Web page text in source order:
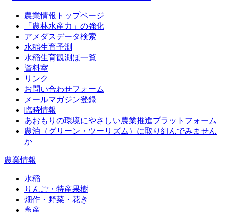
農業情報トップページ
「農林水産力」の強化
アメダスデータ検索
水稲生育予測
水稲生育観測ほ一覧
資料室
リンク
お問い合わせフォーム
メールマガジン登録
臨時情報
あおもりの環境にやさしい農業推進プラットフォーム
農泊（グリーン・ツーリズム）に取り組んでみません
か
農業情報
水稲
りんご・特産果樹
畑作・野菜・花き
畜産